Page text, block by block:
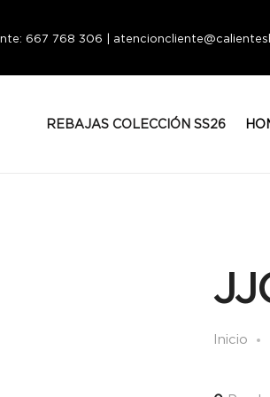
667 768 306 |
REBAJAS COLECCIÓN SS26
Inicio